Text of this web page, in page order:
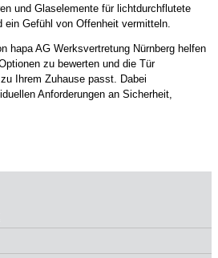
und Glaselemente für lichtdurchflutete
ein Gefühl von Offenheit vermitteln.
hapa AG Werksvertretung Nürnberg helfen
zu bewerten und die Tür
Ihrem Zuhause passt. Dabei
Anforderungen an Sicherheit,